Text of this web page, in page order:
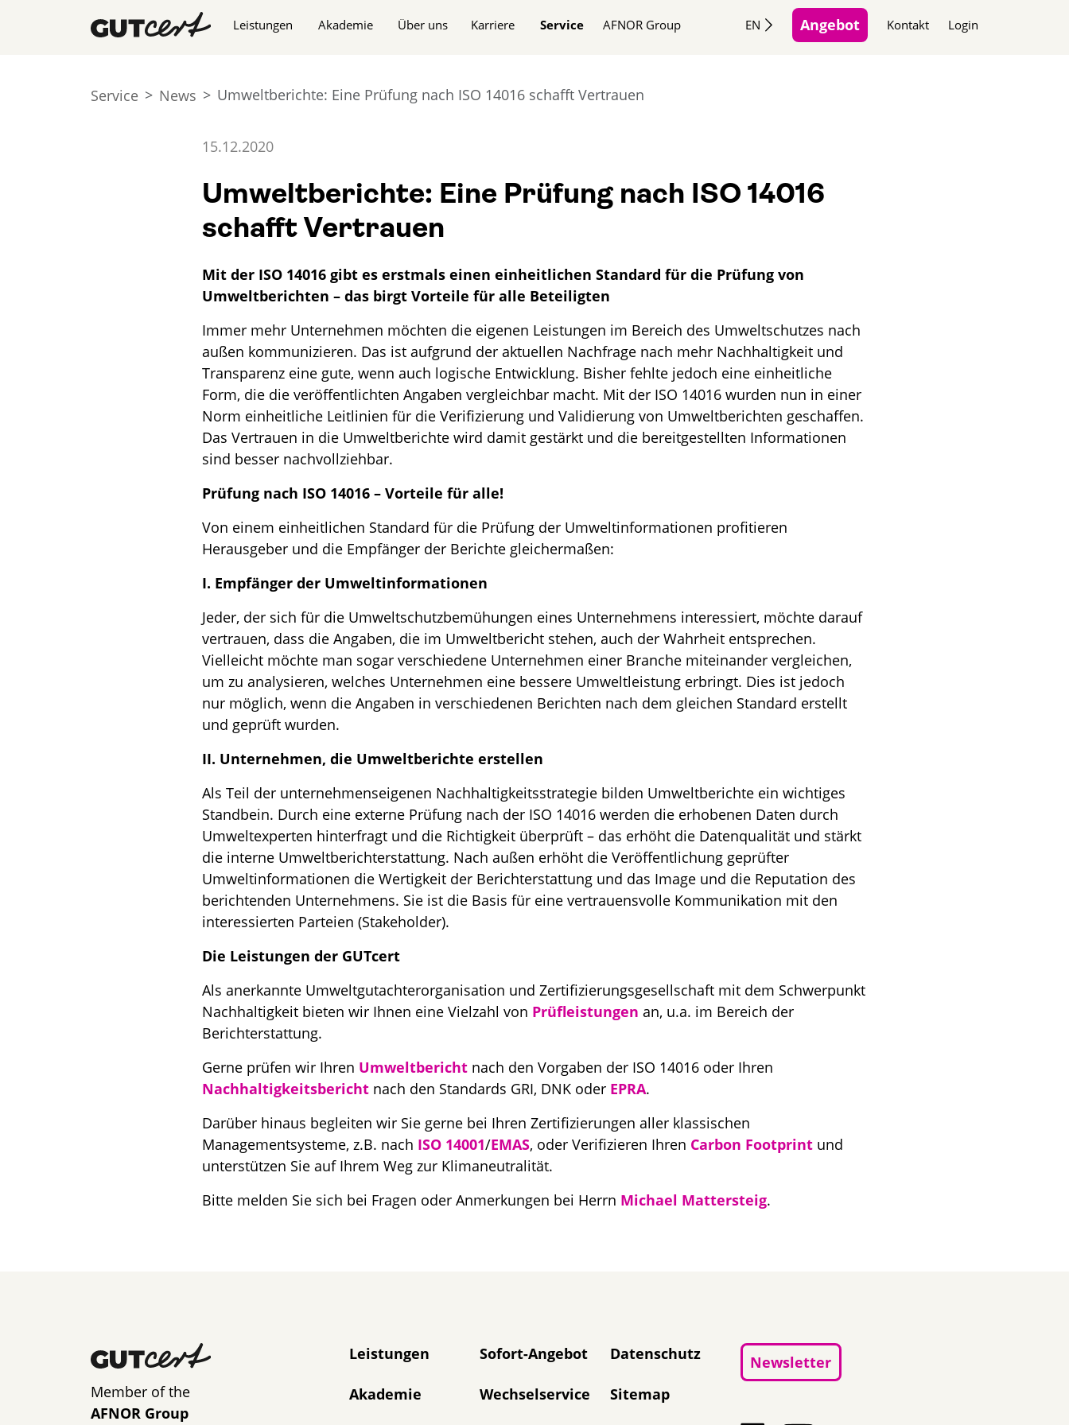
Leistungen
Akademie Über uns Karriere Service AFNOR Group EN Angebot Kontakt Login
Service News Umweltberichte: Eine Prüfung nach ISO 14016 schafft Vertrauen
15.12.2020
Umweltberichte: Eine Prüfung nach ISO 14016
schafft Vertrauen
Mit der ISO 14016 gibt es erstmals einen einheitlichen Standard für die Prüfung von
Umweltberichten – das birgt Vorteile für alle Beteiligten
Immer mehr Unternehmen möchten die eigenen Leistungen im Bereich des Umweltschutzes nach
außen kommunizieren. Das ist aufgrund der aktuellen Nachfrage nach mehr Nachhaltigkeit und
Transparenz eine gute, wenn auch logische Entwicklung. Bisher fehlte jedoch eine einheitliche
Form, die die veröffentlichten Angaben vergleichbar macht. Mit der ISO 14016 wurden nun in einer
Norm einheitliche Leitlinien für die Verifizierung und Validierung von Umweltberichten geschaffen.
Das Vertrauen in die Umweltberichte wird damit gestärkt und die bereitgestellten Informationen
sind besser nachvollziehbar.
Prüfung nach ISO 14016 – Vorteile für alle!
Von einem einheitlichen Standard für die Prüfung der Umweltinformationen profitieren
Herausgeber und die Empfänger der Berichte gleichermaßen:
I. Empfänger der Umweltinformationen
Jeder, der sich für die Umweltschutzbemühungen eines Unternehmens interessiert, möchte darauf
vertrauen, dass die Angaben, die im Umweltbericht stehen, auch der Wahrheit entsprechen.
Vielleicht möchte man sogar verschiedene Unternehmen einer Branche miteinander vergleichen,
um zu analysieren, welches Unternehmen eine bessere Umweltleistung erbringt. Dies ist jedoch
nur möglich, wenn die Angaben in verschiedenen Berichten nach dem gleichen Standard erstellt
und geprüft wurden.
II. Unternehmen, die Umweltberichte erstellen
Als Teil der unternehmenseigenen Nachhaltigkeitsstrategie bilden Umweltberichte ein wichtiges
Standbein. Durch eine externe Prüfung nach der ISO 14016 werden die erhobenen Daten durch
Umweltexperten hinterfragt und die Richtigkeit überprüft – das erhöht die Datenqualität und stärkt
die interne Umweltberichterstattung. Nach außen erhöht die Veröffentlichung geprüfter
Umweltinformationen die Wertigkeit der Berichterstattung und das Image und die Reputation des
berichtenden Unternehmens. Sie ist die Basis für eine vertrauensvolle Kommunikation mit den
interessierten Parteien (Stakeholder).
Die Leistungen der GUTcert
Als anerkannte Umweltgutachterorganisation und Zertifizierungsgesellschaft mit dem Schwerpunkt
Nachhaltigkeit bieten wir Ihnen eine Vielzahl von Prüfleistungen an, u.a. im Bereich der
Berichterstattung.
Gerne prüfen wir Ihren Umweltberichtnach den Vorgaben der ISO 14016 oder Ihren
Nachhaltigkeitsberichtnach den Standards GRI, DNK oder EPRA.
Darüber hinaus begleiten wir Sie gerne bei Ihren Zertifizierungen aller klassischen
Managementsysteme, z.B. nach ISO 14001/EMAS, oder Verifizieren Ihren Carbon Footprintund
unterstützen Sie auf Ihrem Weg zur Klimaneutralität.
Bitte melden Sie sich bei Fragen oder Anmerkungen bei Herrn Michael Mattersteig.
Member of the
AFNOR Group
Navigation überspringen
Leistungen
Akademie
Sofort-Angebot
Wechselservice
Datenschutz
Sitemap
Newsletter